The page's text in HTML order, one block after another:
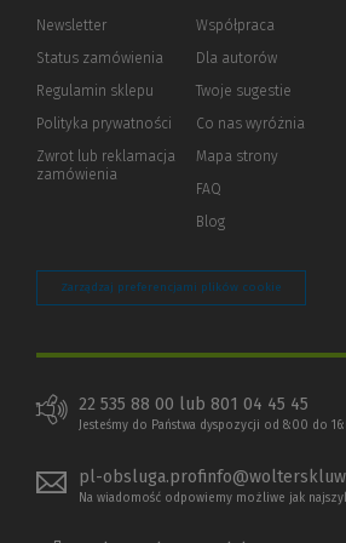
Newsletter
Status zamówienia
Regulamin sklepu
Polityka prywatności (Nowe
(Link
innej
Zwrot lub reklamacja
zamówienia
Współpraca
Dla autorów(Nowe
(Link
innej
strony)
Twoje sugestie
Co nas wyróżnia
Mapa strony
FAQ
Blog
Zarządzaj preferencjami plików cookie
22 535 88 00 lub 801 04 45 45
Jesteśmy do Państwa dyspozycji od 8:00 do
pl-
Na wiadomość odpowiemy możliwe jak